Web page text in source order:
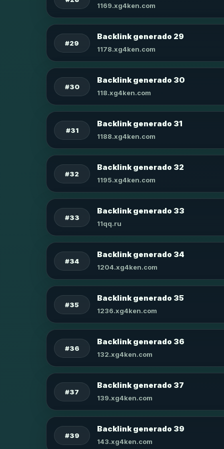
1169.xg4ken.com
#29
Backlink generado 29
1178.xg4ken.com
#30
Backlink generado 30
118.xg4ken.com
#31
Backlink generado 31
1188.xg4ken.com
#32
Backlink generado 32
1195.xg4ken.com
#33
Backlink generado 33
11qq.ru
#34
Backlink generado 34
1204.xg4ken.com
#35
Backlink generado 35
1236.xg4ken.com
#36
Backlink generado 36
132.xg4ken.com
#37
Backlink generado 37
139.xg4ken.com
#39
Backlink generado 39
143.xg4ken.com